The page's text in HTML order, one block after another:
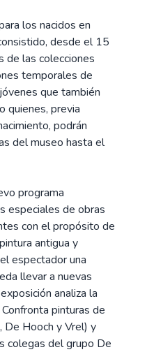
los nacidos en
desde el 15
de las colecciones
temporales de
que también
quienes, previa
podrán
del museo hasta el
programa
especiales de obras
con el propósito de
antigua y
espectador una
llevar a nuevas
analiza la
pinturas de
De Hooch y Vrel) y
colegas del grupo De